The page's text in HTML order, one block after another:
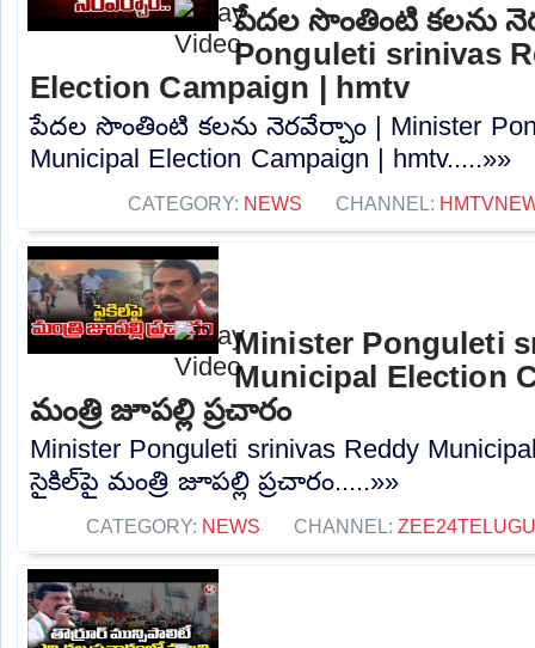
పేదల సొంతింటి కలను
Ponguleti srinivas
Election Campaign | hmtv
పేదల సొంతింటి కలను నెరవేర్చాం | Minister
Municipal Election Campaign | hmtv.....»»
CATEGORY: NEWS CHANNEL:
Minister Ponguleti
Municipal Election
మంత్రి జూపల్లి ప్రచారం
Minister Ponguleti srinivas Reddy
సైకిల్‌పై మంత్రి జూపల్లి ప్రచారం.....»»
CATEGORY: NEWS CHANNEL: